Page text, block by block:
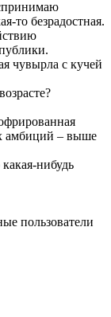
то безрадостная.
чувырла с кучей
амбиций – выше
нибудь
пользователи